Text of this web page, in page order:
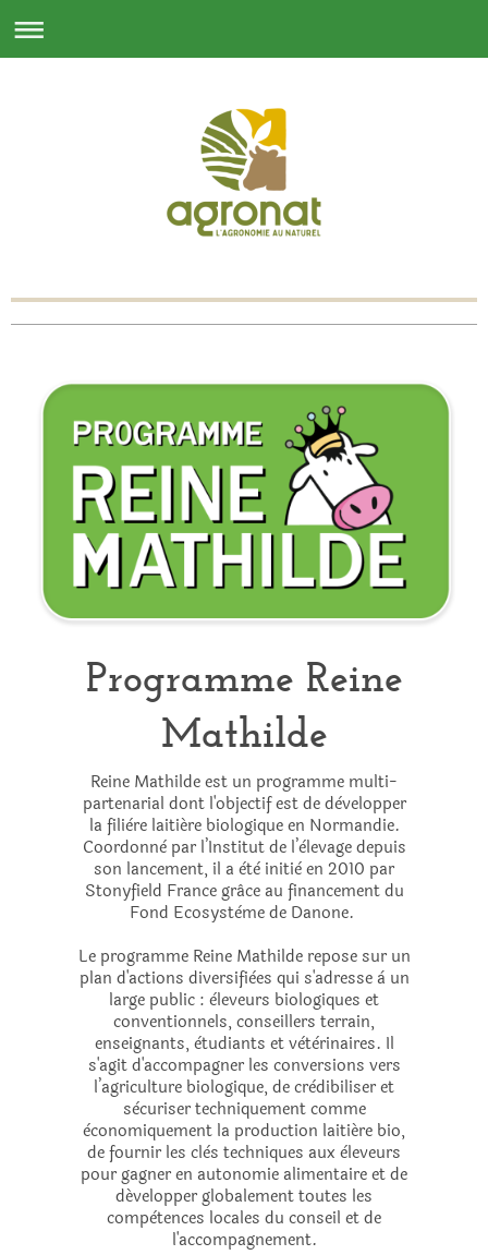
Programme Reine
Mathilde
Reine Mathilde est un programme multi-
partenarial dont l'objectif est de dèvelopper
la filière laitiére biologique en Normandie.
Coordonnè par l’Institut de l’èlevage depuis
son lancement, il a ètè initiè en 2010 par
Stonyfield France grâce au financement du
Fond Ecosystème de Danone.
Le programme Reine Mathilde repose sur un
plan d'actions diversifièes qui s'adresse à un
large public : èleveurs biologiques et
conventionnels, conseillers terrain,
enseignants, ètudiants et vètèrinaires. Il
s'agit d'accompagner les conversions vers
l’agriculture biologique, de crèdibiliser et
sècuriser techniquement comme
èconomiquement la production laitiére bio,
de fournir les clès techniques aux èleveurs
pour gagner en autonomie alimentaire et de
développer globalement toutes les
compètences locales du conseil et de
l'accompagnement.